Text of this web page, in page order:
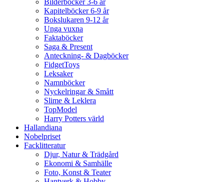
Bilderböcker 3-6 år
Kapitelböcker 6-9 år
Bokslukaren 9-12 år
Unga vuxna
Faktaböcker
Saga & Present
Anteckning- & Dagböcker
FidgetToys
Leksaker
Namnböcker
Nyckelringar & Smått
Slime & Leklera
TopModel
Harry Potters värld
Hallandiana
Nobelpriset
Facklitteratur
Djur, Natur & Trädgård
Ekonomi & Samhälle
Foto, Konst & Teater